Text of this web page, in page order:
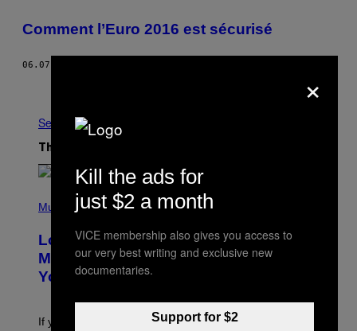
Comment l’Euro 2016 est sécurisé
06.07.16
See All
The Latest
P
T
O
B
Y
K
Music
Looking For the Perfect Alt-Rock
Mixtape for Your Boo? I Made It for
You Already
If you want to make a mixtape for your special
×
Kill the ads for
just $2 a month
VICE membership also gives you access to
our very best writing and exclusive new
documentaries.
Support for $2